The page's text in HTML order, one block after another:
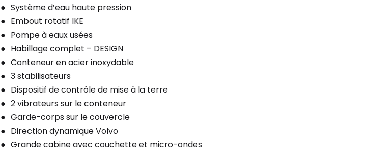
Système d’eau haute pression
Embout rotatif IKE
Pompe à eaux usées
Habillage complet – DESIGN
Conteneur en acier inoxydable
3 stabilisateurs
Dispositif de contrôle de mise à la terre
2 vibrateurs sur le conteneur
Garde-corps sur le couvercle
Direction dynamique Volvo
Grande cabine avec couchette et micro-ondes